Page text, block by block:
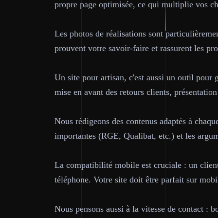
propre page optimisée, ce qui multiplie vos
Les photos de réalisations sont
prouvent votre savoir-faire et rassurent les
Un site pour artisan, c'est aussi un outil
mise en avant des retours clients,
Nous rédigeons des contenus adaptés à
importantes (RGE, Qualibat, etc.) et les
La compatibilité mobile est cruciale : un
téléphone. Votre site doit être parfait sur
Nous pensons aussi à la vitesse de contact :